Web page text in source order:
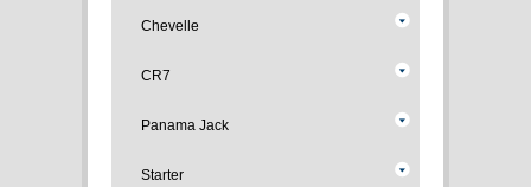
Chevelle
CR7
Panama Jack
Starter